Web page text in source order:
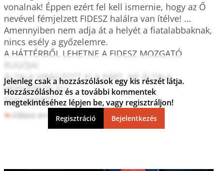
vonalnak! Éppen ezért fel kell ismernie, hogy az Ő
nevével fémjelzett FIDESZ halálra van ítélve! ...
Amennyiben nem adja át a helyét a fiatalabbaknak,
nincs esély a győzelemre.
A HÁTTÉRBŐL LEHETNE A FIDESZ MOZGATÓ
RUGÓJA!
ÁLTALA VIRÁGZOTT KI A PÁRT, NE ÁLTALA
HERVADJON EL!
SOK SIKERT!
Válasz erre 0 0
Jelenleg csak a hozzászólások egy kis részét látja.
Hozzászóláshoz és a további kommentek
megtekintéséhez lépjen be, vagy regisztráljon!
Regisztráció Bejelentkezés